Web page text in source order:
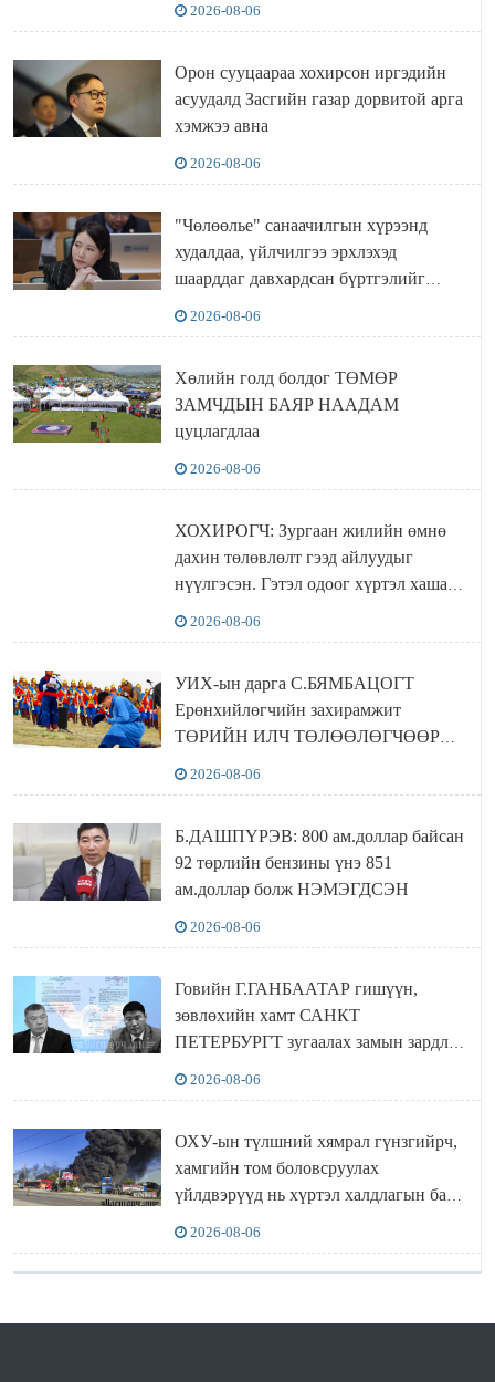
2026-08-06
Орон сууцаараа хохирсон иргэдийн
асуудалд Засгийн газар дорвитой арга
хэмжээ авна
2026-08-06
"Чөлөөлье" санаачилгын хүрээнд
худалдаа, үйлчилгээ эрхлэхэд
шаарддаг давхардсан бүртгэлийг
2026-08-06
Хөлийн голд болдог ТӨМӨР
ЗАМЧДЫН БАЯР НААДАМ
цуцлагдлаа
2026-08-06
ХОХИРОГЧ: Зургаан жилийн өмнө
дахин төлөвлөлт гээд айлуудыг
нүүлгэсэн. Гэтэл одоог хүртэл хашаа
2026-08-06
УИХ-ын дарга С.БЯМБАЦОГТ
Ерөнхийлөгчийн захирамжит
ТӨРИЙН ИЛЧ ТӨЛӨӨЛӨГЧӨӨР
2026-08-06
Б.ДАШПҮРЭВ: 800 ам.доллар байсан
92 төрлийн бензины үнэ 851
ам.доллар болж НЭМЭГДСЭН
2026-08-06
Говийн Г.ГАНБААТАР гишүүн,
зөвлөхийн хамт САНКТ
ПЕТЕРБУРГТ зугаалах замын зардлаа
2026-08-06
ОХУ-ын түлшний хямрал гүнзгийрч,
хамгийн том боловсруулах
үйлдвэрүүд нь хүртэл халдлагын бай
2026-08-06